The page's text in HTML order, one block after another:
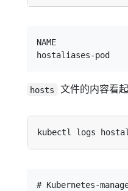
NAME
hosts 文件的内容看
# Kubernetes-